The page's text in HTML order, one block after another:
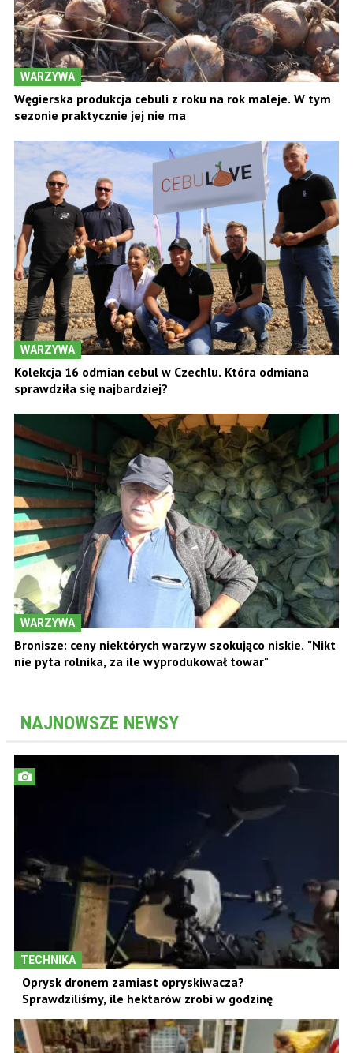
WARZYWA
Węgierska produkcja cebuli z roku na rok maleje. W tym
sezonie praktycznie jej nie ma
WARZYWA
Kolekcja 16 odmian cebul w Czechlu. Która odmiana
sprawdziła się najbardziej?
WARZYWA
Bronisze: ceny niektórych warzyw szokująco niskie. "Nikt
nie pyta rolnika, za ile wyprodukował towar"
NAJNOWSZE NEWSY
TECHNIKA
Oprysk dronem zamiast opryskiwacza?
Sprawdziliśmy, ile hektarów zrobi w godzinę